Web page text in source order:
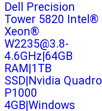
Dell Precision
Tower 5820 Intel®
Xeon®
W2235@3.8-
4.6GHz|64GB
RAM|1TB
SSD|Nvidia Quadro
P1000
4GB|Windows